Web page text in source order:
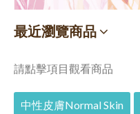
最近瀏覽商品
請點擊項目觀看商品
中性皮膚Normal Skin